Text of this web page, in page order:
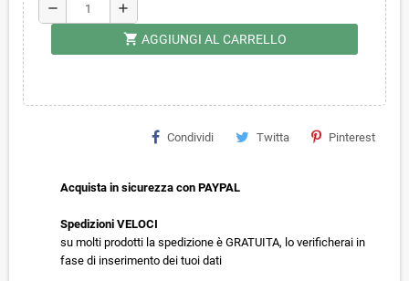
remove add
shopping_cart AGGIUNGI AL CARRELLO
Condividi Twitta Pinterest
Acquista in sicurezza con PAYPAL
Spedizioni VELOCI
su molti prodotti la spedizione è GRATUITA, lo verificherai in
fase di inserimento dei tuoi dati